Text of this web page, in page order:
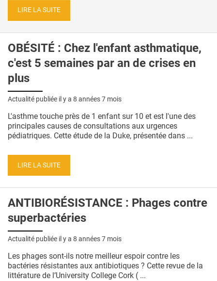
LIRE LA SUITE
OBÉSITÉ : Chez l'enfant asthmatique,
c'est 5 semaines par an de crises en
plus
Actualité publiée il y a 8 années 7 mois
L'asthme touche près de 1 enfant sur 10 et est l'une des
principales causes de consultations aux urgences
pédiatriques. Cette étude de la Duke, présentée dans ...
LIRE LA SUITE
ANTIBIORÉSISTANCE : Phages contre
superbactéries
Actualité publiée il y a 8 années 7 mois
Les phages sont-ils notre meilleur espoir contre les
bactéries résistantes aux antibiotiques ? Cette revue de la
littérature de l’University College Cork ( ...